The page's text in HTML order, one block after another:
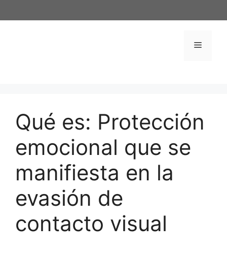
al
Menú
Qué es: Protección
emocional que se
manifiesta en la
evasión de
contacto visual